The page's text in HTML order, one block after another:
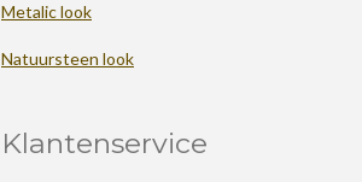
Metalic look
Natuursteen look
Klantenservice